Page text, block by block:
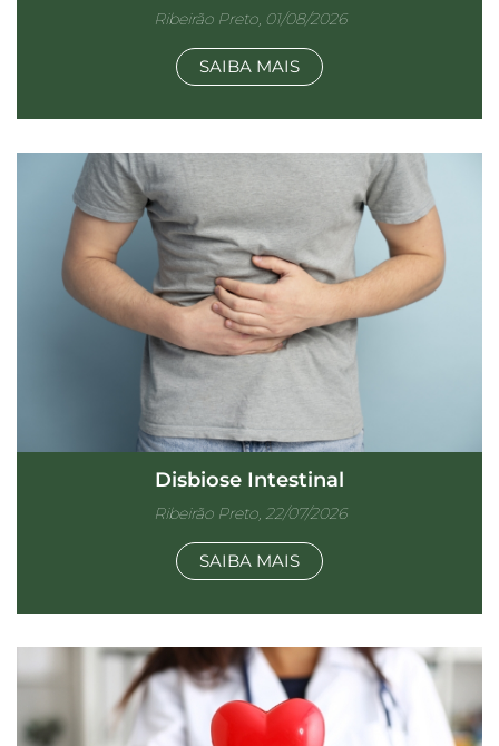
Ribeirão Preto, 01/08/2026
SAIBA MAIS
Disbiose Intestinal
Ribeirão Preto, 22/07/2026
SAIBA MAIS